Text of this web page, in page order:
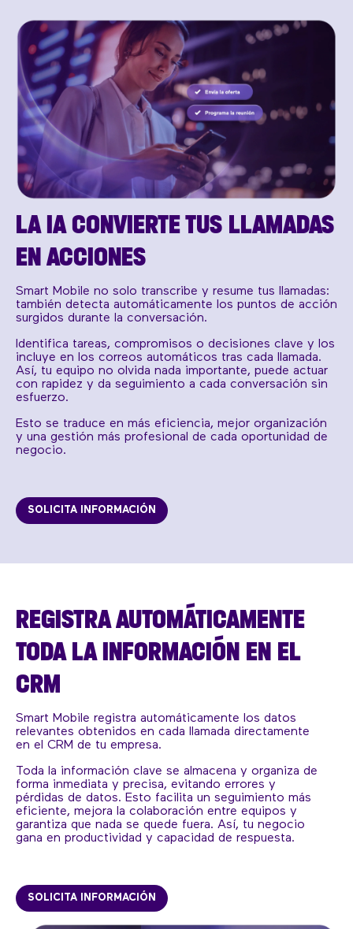
LA IA CONVIERTE TUS LLAMADAS
EN ACCIONES
Smart Mobile no solo transcribe y resume tus llamadas:
también detecta automáticamente los puntos de acción
surgidos durante la conversación.
Identifica tareas, compromisos o decisiones clave y los
incluye en los correos automáticos tras cada llamada.
Así, tu equipo no olvida nada importante, puede actuar
con rapidez y da seguimiento a cada conversación sin
esfuerzo.
Esto se traduce en más eficiencia, mejor organización
y una gestión más profesional de cada oportunidad de
negocio.
SOLICITA INFORMACIÓN
REGISTRA AUTOMÁTICAMENTE
TODA LA INFORMACIÓN EN EL
CRM
Smart Mobile registra automáticamente los datos
relevantes obtenidos en cada llamada directamente
en el CRM de tu empresa.
Toda la información clave se almacena y organiza de
forma inmediata y precisa, evitando errores y
pérdidas de datos. Esto facilita un seguimiento más
eficiente, mejora la colaboración entre equipos y
garantiza que nada se quede fuera. Así, tu negocio
gana en productividad y capacidad de respuesta.
SOLICITA INFORMACIÓN